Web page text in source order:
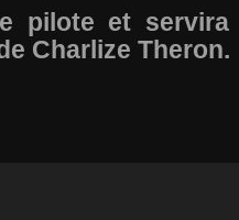
pilote et
Charlize Theron.